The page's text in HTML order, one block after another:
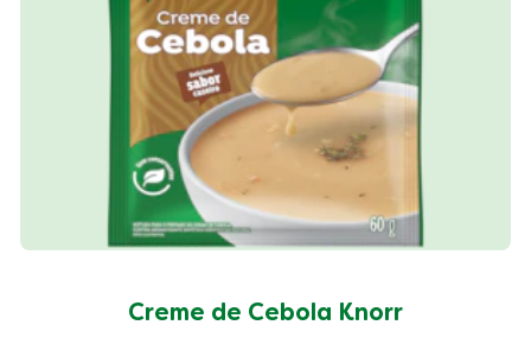
Creme de Cebola Knorr